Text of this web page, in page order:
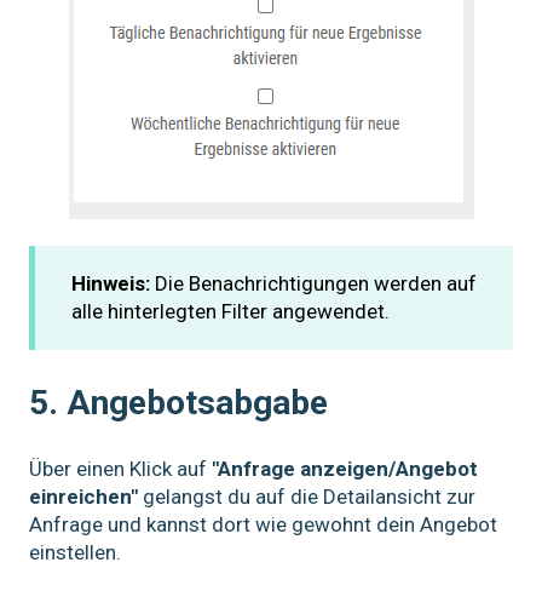
Hinweis: Die Benachrichtigungen werden auf
alle hinterlegten Filter angewendet.
5. Angebotsabgabe
Über einen Klick auf "Anfrage anzeigen/Angebot
einreichen" gelangst du auf die Detailansicht zur
Anfrage und kannst dort wie gewohnt dein Angebot
einstellen.